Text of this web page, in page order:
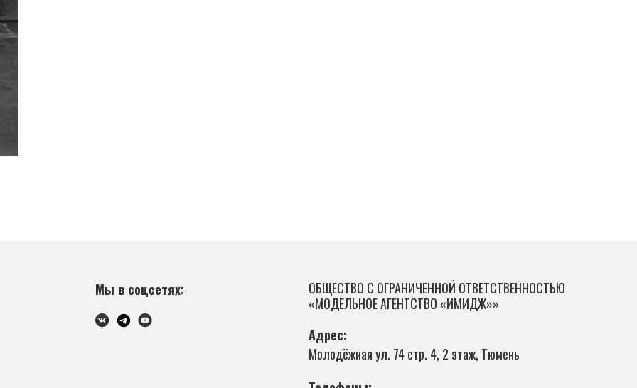
Мы в соцсетях:
ОБЩЕСТВО С ОГРАНИЧЕННОЙ ОТВЕТСТВЕННОСТЬЮ
«МОДЕЛЬНОЕ АГЕНТСТВО «ИМИДЖ»»
Адрес:
Молодёжная ул. 74 стр. 4, 2 этаж, Тюмень